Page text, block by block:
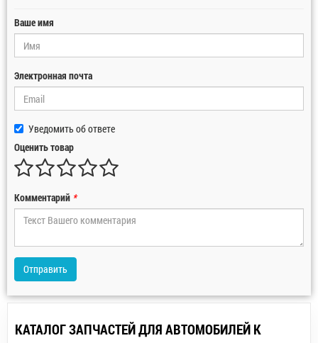
Ваше имя
Электронная почта
Уведомить об ответе
Оценить товар
Комментарий *
Отправить
КАТАЛОГ ЗАПЧАСТЕЙ ДЛЯ АВТОМОБИЛЕЙ К